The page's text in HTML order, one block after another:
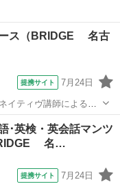
ース（BRIDGE 名古
提携サイト 7月24日
イティヴ講師による会
復習タイムあり、120
試験によく出る言い回
英検・英会話マンツ
名…
提携サイト 7月24日